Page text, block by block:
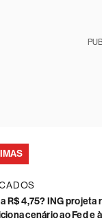
R$ 4,75? ING projeta
cenário ao Fed e